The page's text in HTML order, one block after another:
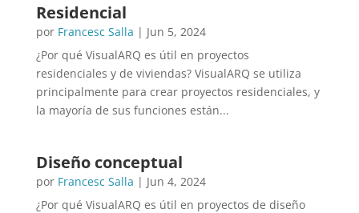
Residencial
por Francesc Salla | Jun 5, 2024
¿Por qué VisualARQ es útil en proyectos
residenciales y de viviendas? VisualARQ se utiliza
principalmente para crear proyectos residenciales, y
la mayoría de sus funciones están...
Diseño conceptual
por Francesc Salla | Jun 4, 2024
¿Por qué VisualARQ es útil en proyectos de diseño